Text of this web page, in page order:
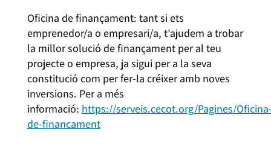
Oficina de finançament: tant si ets
emprenedor/a o empresari/a, t’ajudem a trobar
la millor solució de finançament per al teu
projecte o empresa, ja sigui per a la seva
constitució com per fer-la créixer amb noves
inversions. Per a més
informació: https://serveis.cecot.org/Pagines/
de-financament